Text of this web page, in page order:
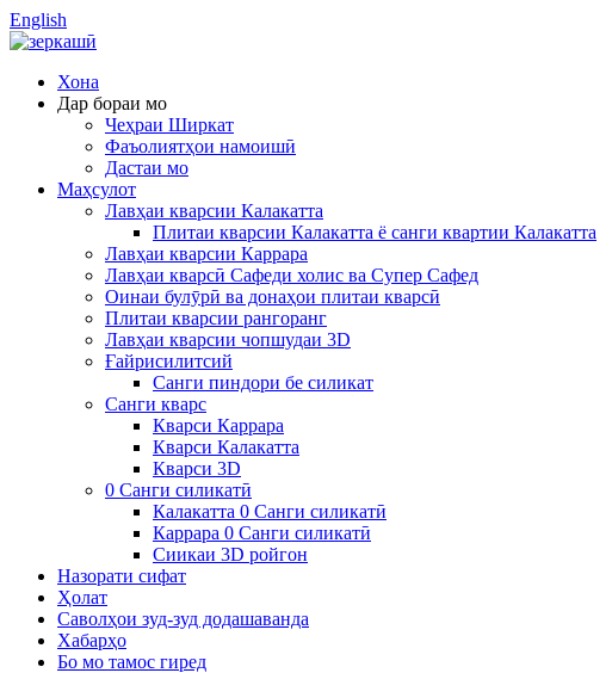
English
Хона
Дар бораи мо
Чеҳраи Ширкат
Фаъолиятҳои намоишӣ
Дастаи мо
Маҳсулот
Лавҳаи кварсии Калакатта
Плитаи кварсии Калакатта ё санги квартии Калакатта
Лавҳаи кварсии Каррара
Лавҳаи кварсӣ Сафеди холис ва Супер Сафед
Оинаи булӯрӣ ва донаҳои плитаи кварсӣ
Плитаи кварсии рангоранг
Лавҳаи кварсии чопшудаи 3D
Ғайрисилитсий
Санги пиндори бе силикат
Санги кварс
Кварси Каррара
Кварси Калакатта
Кварси 3D
0 Санги силикатӣ
Калакатта 0 Санги силикатӣ
Каррара 0 Санги силикатӣ
Сиикаи 3D ройгон
Назорати сифат
Ҳолат
Саволҳои зуд-зуд додашаванда
Хабарҳо
Бо мо тамос гиред